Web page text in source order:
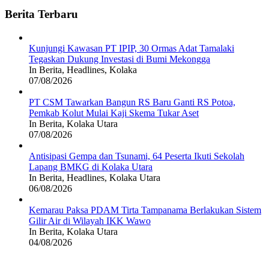
Berita Terbaru
Kunjungi Kawasan PT IPIP, 30 Ormas Adat Tamalaki
Tegaskan Dukung Investasi di Bumi Mekongga
In Berita, Headlines, Kolaka
07/08/2026
PT CSM Tawarkan Bangun RS Baru Ganti RS Potoa,
Pemkab Kolut Mulai Kaji Skema Tukar Aset
In Berita, Kolaka Utara
07/08/2026
Antisipasi Gempa dan Tsunami, 64 Peserta Ikuti Sekolah
Lapang BMKG di Kolaka Utara
In Berita, Headlines, Kolaka Utara
06/08/2026
Kemarau Paksa PDAM Tirta Tampanama Berlakukan Sistem
Gilir Air di Wilayah IKK Wawo
In Berita, Kolaka Utara
04/08/2026